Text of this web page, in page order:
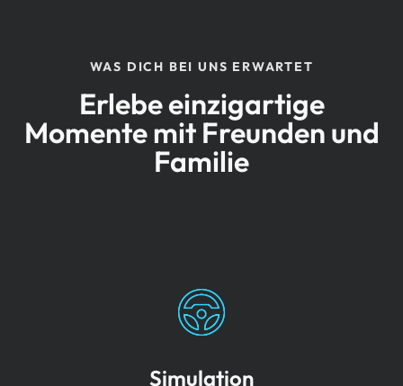
WAS DICH BEI UNS ERWARTET
Erlebe einzigartige
Momente mit Freunden und
Familie
Simulation